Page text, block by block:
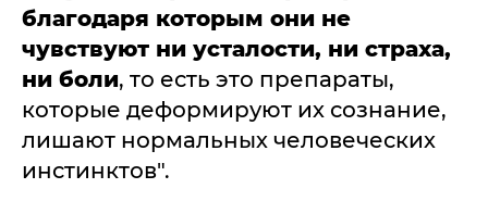
благодаря которым они не
чувствуют ни усталости, ни страха,
ни боли, то есть это препараты,
которые деформируют их сознание,
лишают нормальных человеческих
инстинктов".